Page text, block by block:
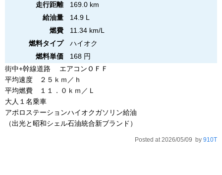
走行距離
169.0 km
給油量
14.9 L
燃費
11.34 km/L
燃料タイプ
ハイオク
燃料単価
168 円
街中+幹線道路 エアコンＯＦＦ
平均速度 ２５ｋｍ／ｈ
平均燃費 １１．０ｋｍ／Ｌ
大人１名乗車
アポロステーションハイオクガソリン給油
（出光と昭和シェル石油統合新ブランド）
Posted at 2026/05/09 by 910T